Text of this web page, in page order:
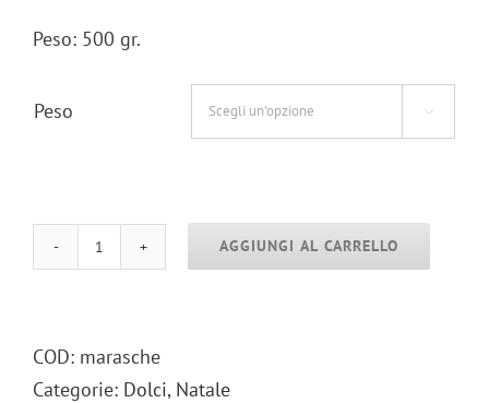
Peso: 500 gr.
Peso 
MARASCHE
AGGIUNGI AL CARRELLO
COD: marasche
Categorie: Dolci, Natale